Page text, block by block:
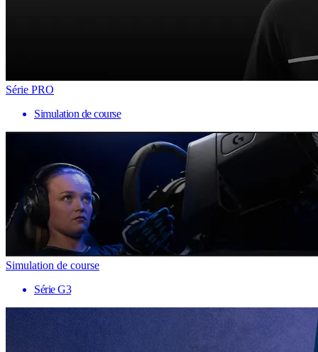
Série PRO
Simulation de course
Simulation de course
Série G3